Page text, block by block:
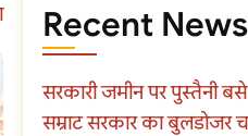
Recent News
सरकारी जमीन पर पुस्तैनी बसे
सम्राट सरकार का बुलडोजर